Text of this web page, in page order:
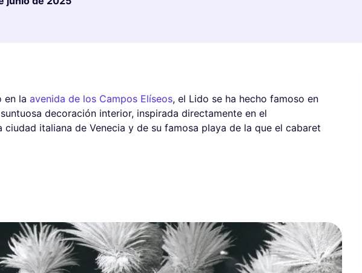
en la avenida de los Campos Elíseos, el Lido se ha hecho famoso en
decoración interior, inspirada directamente en el
ciudad italiana de Venecia y de su famosa playa de la que el cabaret